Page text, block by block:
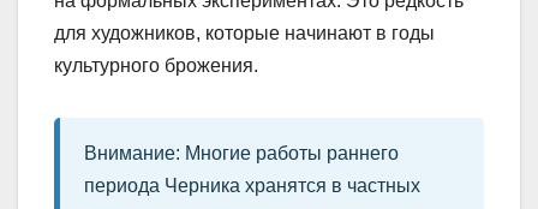
для художников, которые начинают в годы
культурного брожения.
Внимание: Многие работы раннего
периода Черника хранятся в частных